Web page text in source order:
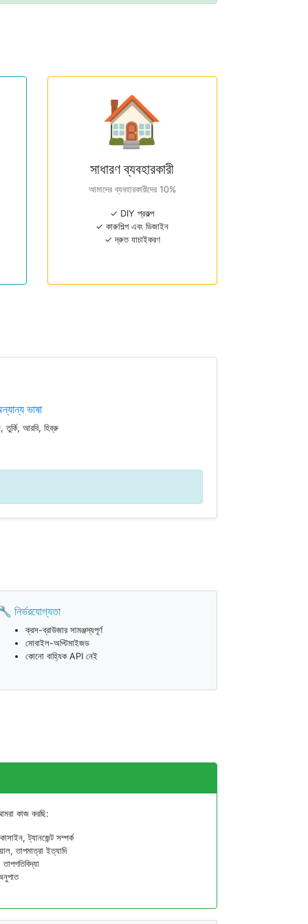
🏠
সাধারণ ব্যবহারকারী
আমাদের ব্যবহারকারীদের 10%
✓ DIY প্রকল্প
✓ কারুশিল্প এবং ডিজাইন
✓ দ্রুত যাচাইকরণ
ভাষা
তুর্কি, আরবি, হিব্রু
নির্ভরযোগ্যতা
ক্রস-ব্রাউজার সামঞ্জস্যপূর্ণ
মোবাইল-অপ্টিমাইজড
কোনো বাহ্যিক API নেই
কাজ করছি:
ট্যানজেন্ট সম্পর্ক
তাপমাত্রা ইত্যাদি